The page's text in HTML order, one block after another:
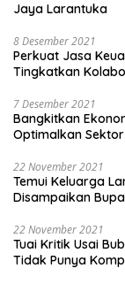
Jaya Larantuka
8 Desember 2021
Perkuat Jasa
Tingkatkan
7 Desember 2021
Bangkitkan
Optimalkan
22 November 2021
Temui Keluarga
Disampaikan
22 November 2021
Tuai Kritik Usai
Tidak Punya